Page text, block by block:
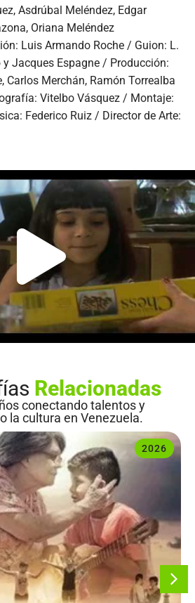
Asdrúbal Meléndez, Edgar
Oriana Meléndez
Luis Armando Roche / Guion: L.
y Jacques Espagne / Producción:
Carlos Merchán, Ramón Torrealba
Vitelbo Vásquez / Montaje:
Federico Ruiz / Director de Arte:
Relacionadas
conectando talentos y
la cultura en Venezuela.
2026